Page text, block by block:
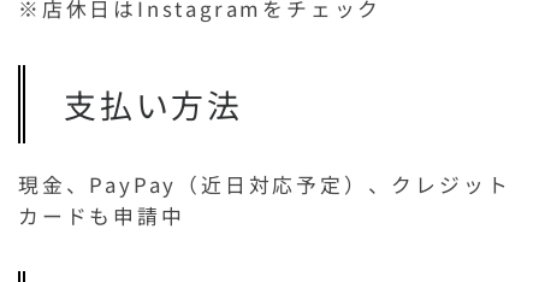
※店休日はInstagramをチェック
支払い方法
現金、PayPay（近日対応予定）、クレジット
カードも申請中